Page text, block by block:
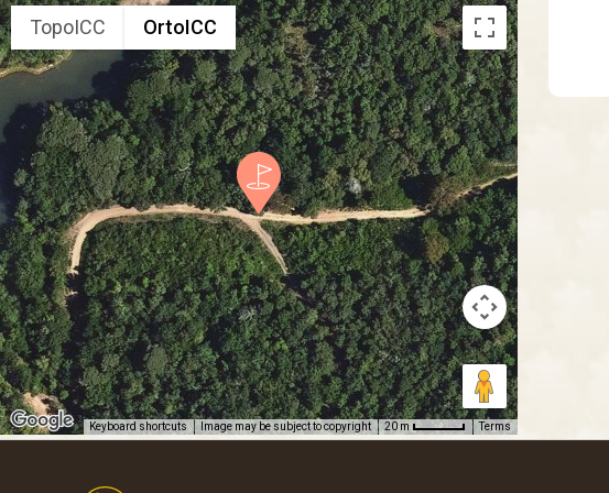
TopoICC OrtoICC
Keyboard shortcuts Image may be subject to copyright 20 m Terms